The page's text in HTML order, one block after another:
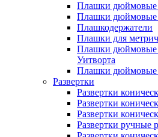
Плашки
Плашки
Плашкодержатели
Плашки для
Плашки дюймовые
Уитворта
Плашки дюймовые
Развертки
Развертки
Развертки
Развертки
Развертки ручные